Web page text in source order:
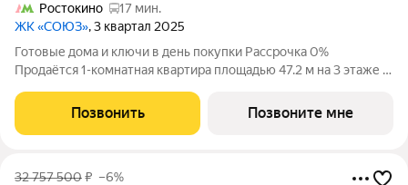
Ростокино
17 мин.
ЖК «СОЮЗ», 3 квартал 2025
Готовые дома и ключи в день покупки Рассрочка 0%
Продаётся 1-комнатная квартира площадью 47.2 м на 3 этаже в
класса с рекордным количеством олимпийских видов спорта: -
Ледовая арена для хоккея и
Позвонить Позвоните мне
32 757 500₽ –6%